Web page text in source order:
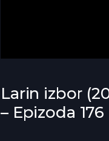
Larin izbor
– Epizoda 176